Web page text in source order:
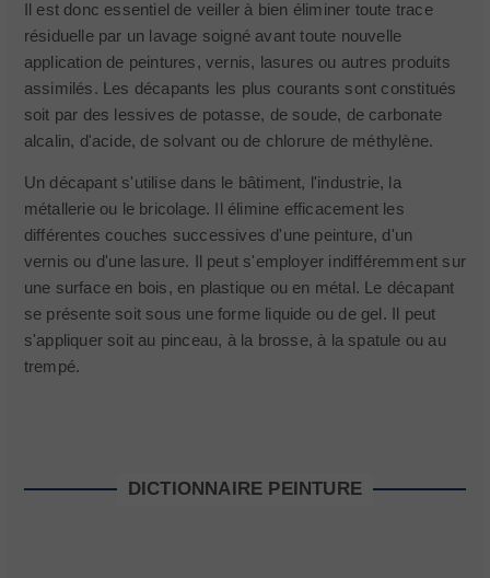
Il est donc essentiel de veiller à bien éliminer toute trace
résiduelle par un lavage soigné avant toute nouvelle
application de peintures, vernis, lasures ou autres produits
assimilés. Les décapants les plus courants sont constitués
soit par des lessives de potasse, de soude, de carbonate
alcalin, d'acide, de solvant ou de chlorure de méthylène.
Un décapant s'utilise dans le bâtiment, l'industrie, la
métallerie ou le bricolage. Il élimine efficacement les
différentes couches successives d'une peinture, d'un
vernis ou d'une lasure. Il peut s'employer indifféremment sur
une surface en bois, en plastique ou en métal. Le décapant
se présente soit sous une forme liquide ou de gel. Il peut
s'appliquer soit au pinceau, à la brosse, à la spatule ou au
trempé.
DICTIONNAIRE PEINTURE